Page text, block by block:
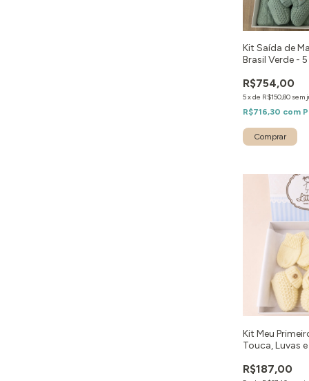
Kit Saída de
Brasil Verde -
R$754,00
5xde R$150,80 sem
R$716,30 com
Comprar
Kit Meu
Touca, Luvas
R$187,00